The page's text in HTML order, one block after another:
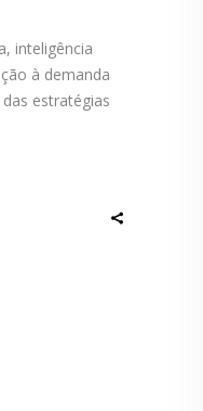
inteligência
à demanda
estratégias